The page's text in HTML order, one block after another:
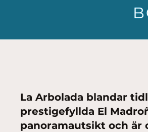
La Arbolada blandar
prestigefyllda El
panoramautsikt och är